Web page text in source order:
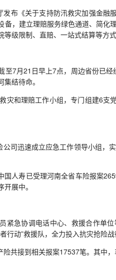
《关于支持防汛救灾加强金融
备，建立理赔服务绿色通道、简
级限制、直赔、一站式结算等方式
7月21日早上7点，周边省份已经
结待命。
和理赔工作小组，专门组建6支
迅速成立应急工作领导小组，
人寿已受理河南全省车险报案
展中。
急协调电话中心、救援合作单位
行动”救援队，全力投入抗灾抢险战
接到相关报案17537笔。其中，